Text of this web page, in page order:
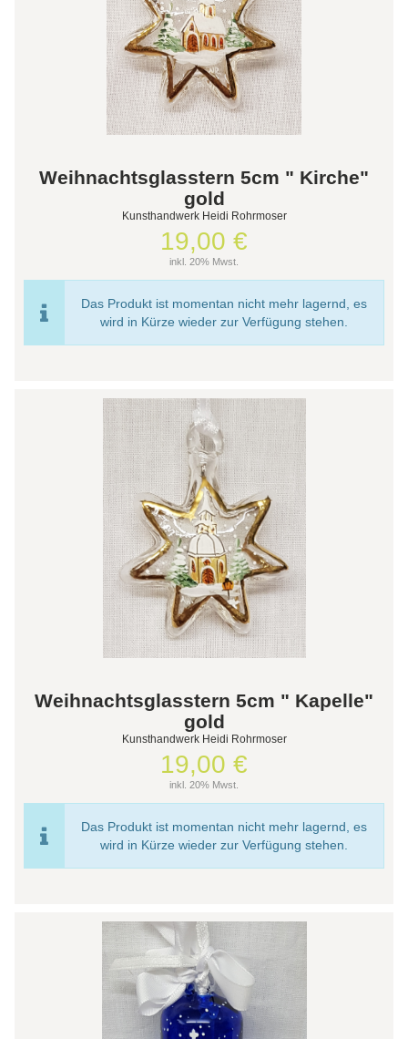
Weihnachtsglasstern 5cm " Kirche"
gold
Kunsthandwerk Heidi Rohrmoser
19,00 €
inkl. 20% Mwst.
Das Produkt ist momentan nicht mehr lagernd, es
wird in Kürze wieder zur Verfügung stehen.
Weihnachtsglasstern 5cm " Kapelle"
gold
Kunsthandwerk Heidi Rohrmoser
19,00 €
inkl. 20% Mwst.
Das Produkt ist momentan nicht mehr lagernd, es
wird in Kürze wieder zur Verfügung stehen.